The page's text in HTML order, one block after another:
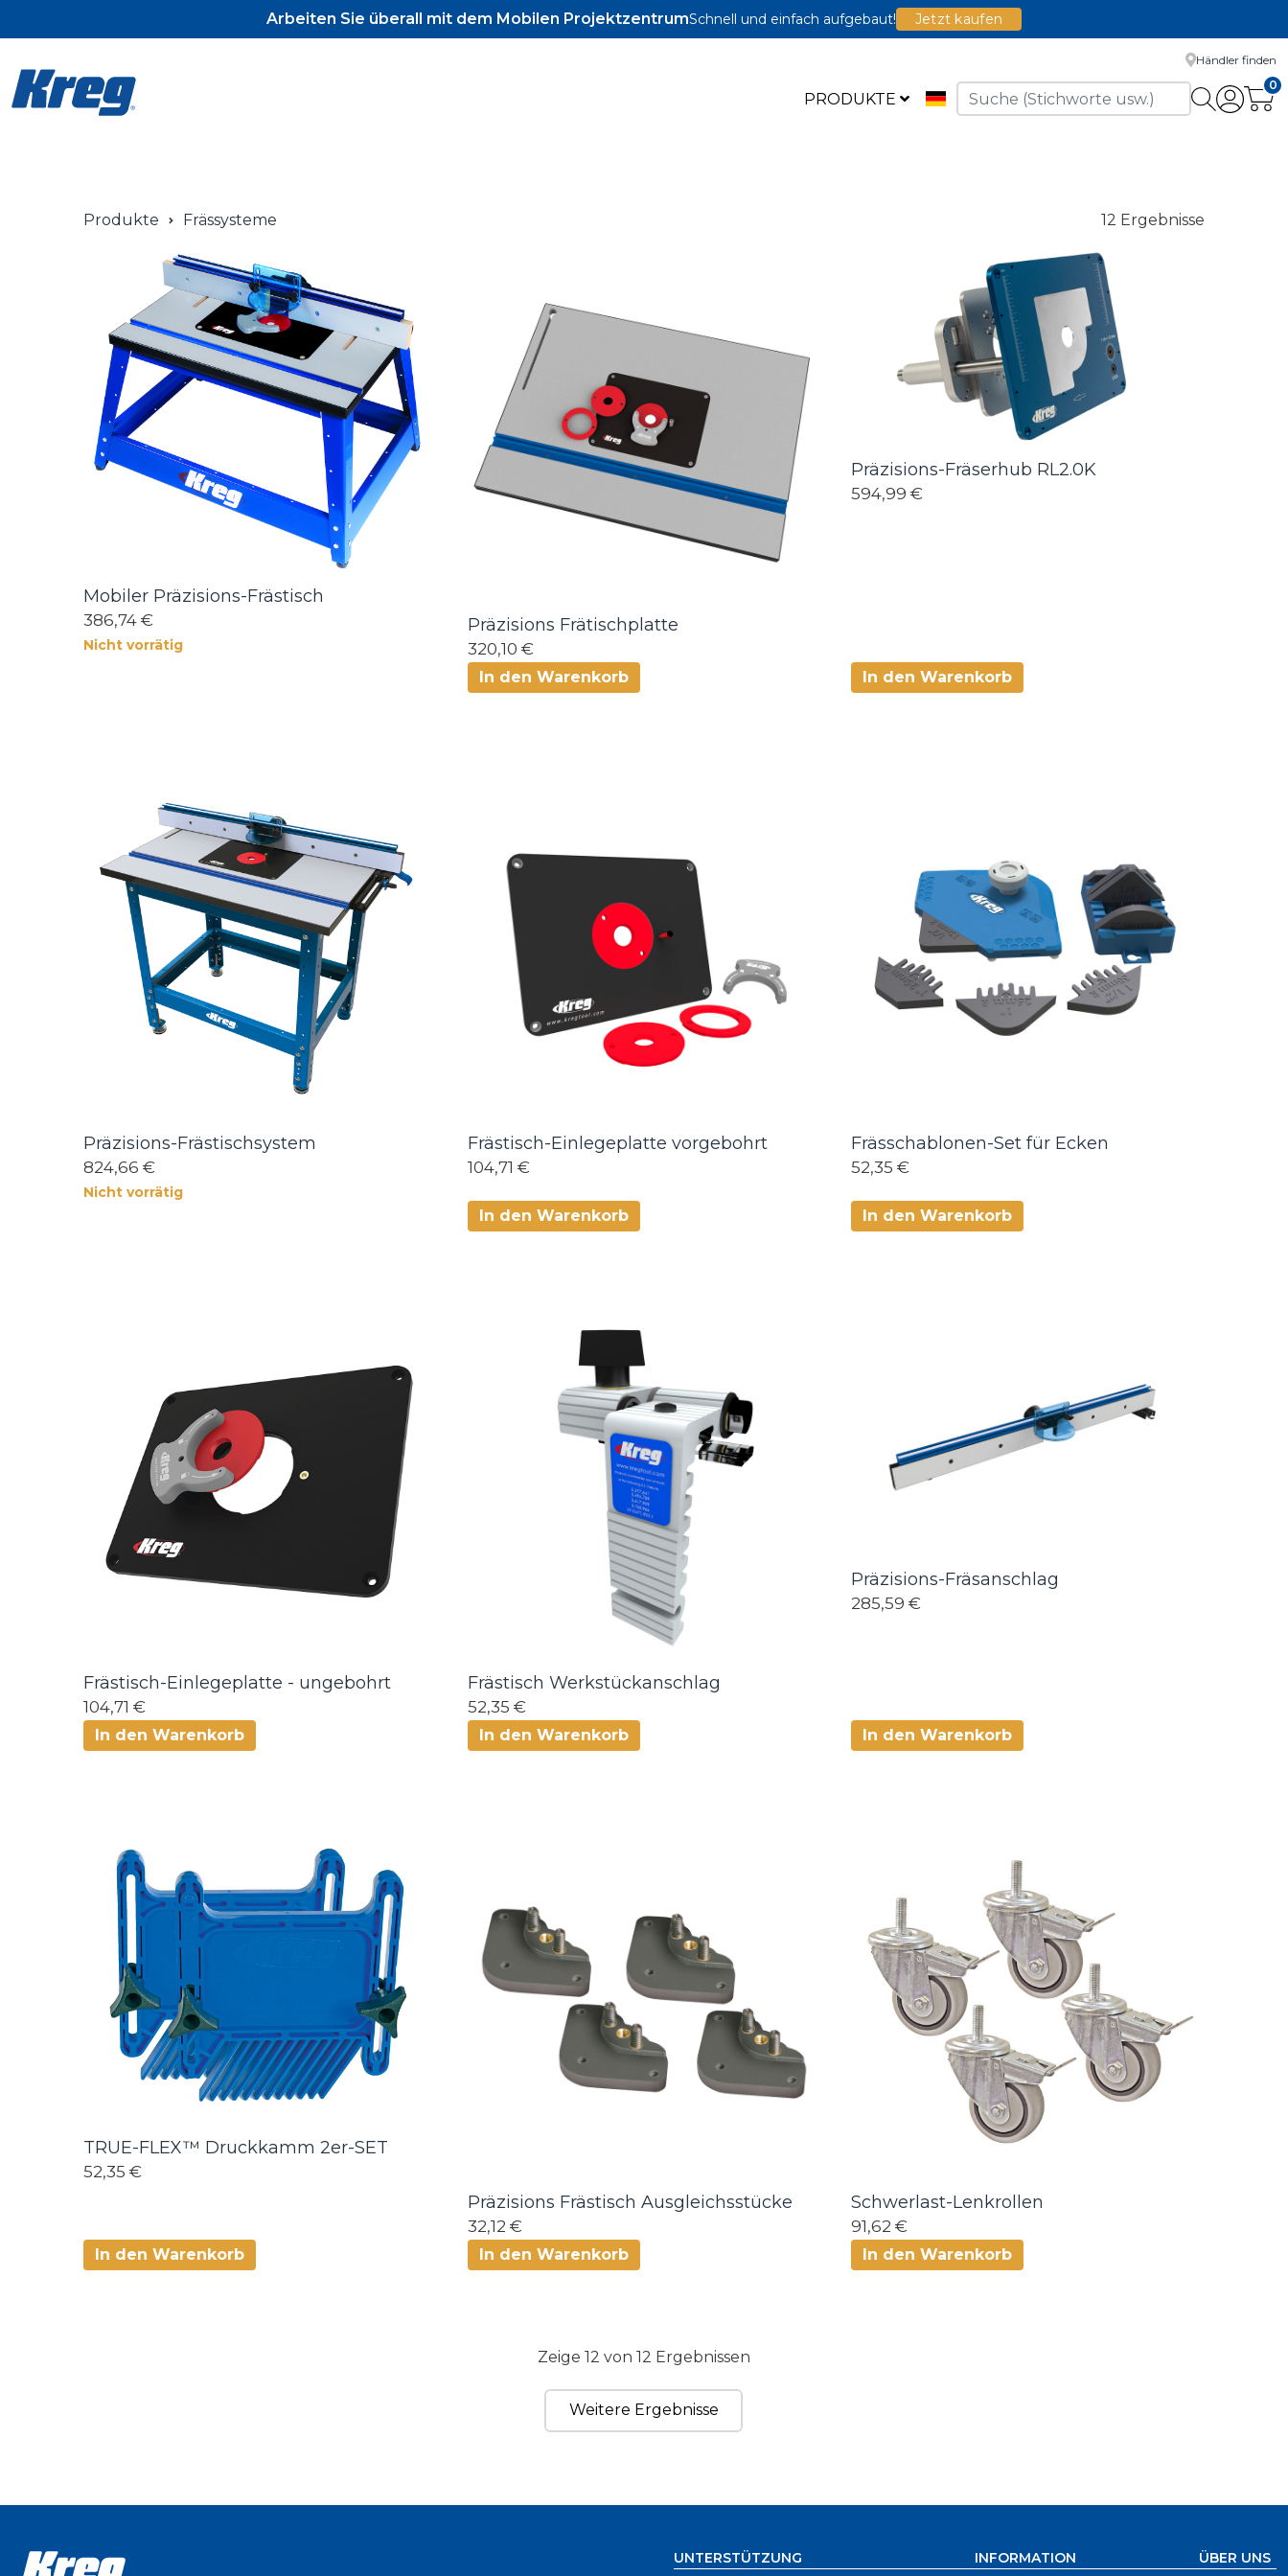
Arbeiten Sie überall mit dem Mobilen ProjektzentrumSchnell und einfach aufgebaut! Jetzt kaufen
PRODUKTE
Händler finden
0
Produkte Frässysteme 12 Ergebnisse
Mobiler Präzisions-Frästisch
386,74 €
Nicht vorrätig
Präzisions Frätischplatte
320,10 €
In den Warenkorb
Präzisions-Fräserhub RL2.0K
594,99 €
In den Warenkorb
Präzisions-Frästischsystem
824,66 €
Nicht vorrätig
Frästisch-Einlegeplatte vorgebohrt
104,71 €
In den Warenkorb
Frässchablonen-Set für Ecken
52,35 €
In den Warenkorb
Frästisch-Einlegeplatte - ungebohrt
104,71 €
In den Warenkorb
Frästisch Werkstückanschlag
52,35 €
In den Warenkorb
Präzisions-Fräsanschlag
285,59 €
In den Warenkorb
TRUE-FLEX™ Druckkamm 2er-SET
52,35 €
In den Warenkorb
Präzisions Frästisch Ausgleichsstücke
32,12 €
In den Warenkorb
Schwerlast-Lenkrollen
91,62 €
In den Warenkorb
Zeige 12 von 12 Ergebnissen
Weitere Ergebnisse
UNTERSTÜTZUNG INFORMATION ÜBER UNS